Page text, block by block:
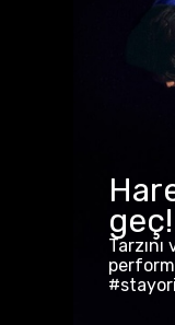
geç!
Tarzını